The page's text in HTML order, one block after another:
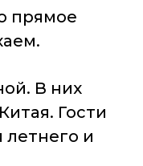
прямое
В них
Гости
и